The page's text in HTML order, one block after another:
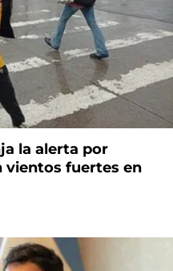
la alerta por
vientos fuertes en